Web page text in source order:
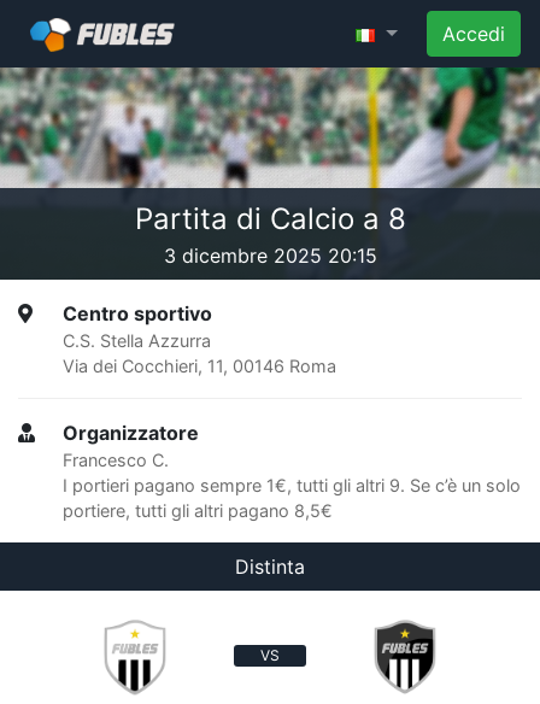
Accedi
Partita di Calcio a 8
3 dicembre 2025 20:15
Centro sportivo
C.S. Stella Azzurra
Via dei Cocchieri, 11, 00146 Roma
Organizzatore
Francesco C.
I portieri pagano sempre 1€, tutti gli altri 9. Se c’è un solo
portiere, tutti gli altri pagano 8,5€
Distinta
VS